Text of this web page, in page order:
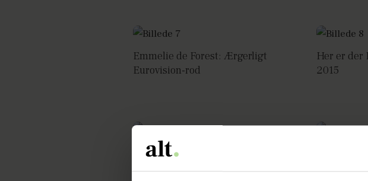
Emmelie de Forest: Ærgerligt
Eurovision-rod
Her er der
2015
Rekord-mange så Eurovision fra